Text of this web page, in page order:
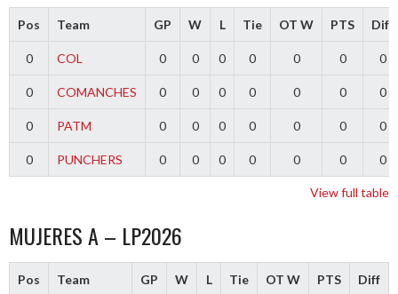
Pos Team GP W L Tie OT W PTS Diff
0 COL 0 0 0 0 0 0 0
0 COMANCHES 0 0 0 0 0 0 0
0 PATM 0 0 0 0 0 0 0
0 PUNCHERS 0 0 0 0 0 0 0
View full table
MUJERES A – LP2026
Pos Team GP W L Tie OT W PTS Diff